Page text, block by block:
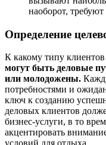
наоборот,
Определение
К какому типу клиентов
могут быть деловые
или молодожены.
потребностями и
ключ к созданию
деловых клиентов
бизнес-услуги, в то
акцентировать